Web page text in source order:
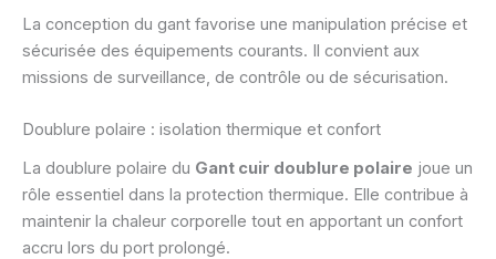
La conception du gant favorise une manipulation précise et
sécurisée des équipements courants. Il convient aux
missions de surveillance, de contrôle ou de sécurisation.
Doublure polaire : isolation thermique et confort
La doublure polaire du Gant cuir doublure polaire joue un
rôle essentiel dans la protection thermique. Elle contribue à
maintenir la chaleur corporelle tout en apportant un confort
accru lors du port prolongé.